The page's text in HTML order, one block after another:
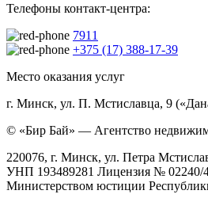
Телефоны контакт-центра:
7911
+375 (17) 388-17-39
Место оказания услуг
г. Минск, ул. П. Мстиславца, 9
© «Бир Бай» — Агентство
220076, г. Минск, ул. Петра
УНП 193489281 Лицензия № 02240/
Министерством юстиции